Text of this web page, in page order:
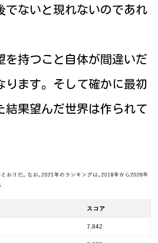
でないと現れないのであれ
を持つこと自体が間違いだ
ります。そして確かに最初
結果望んだ世界は作られて